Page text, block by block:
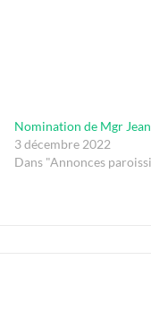
Nomination de Mgr
3 décembre 2022
Dans "Annonces